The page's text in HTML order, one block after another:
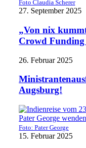
Foto Claudia Scherer
27. September 2025
„Von nix
Crowd Funding
26. Februar 2025
Augsburg!
Foto: Pater George
15. Februar 2025